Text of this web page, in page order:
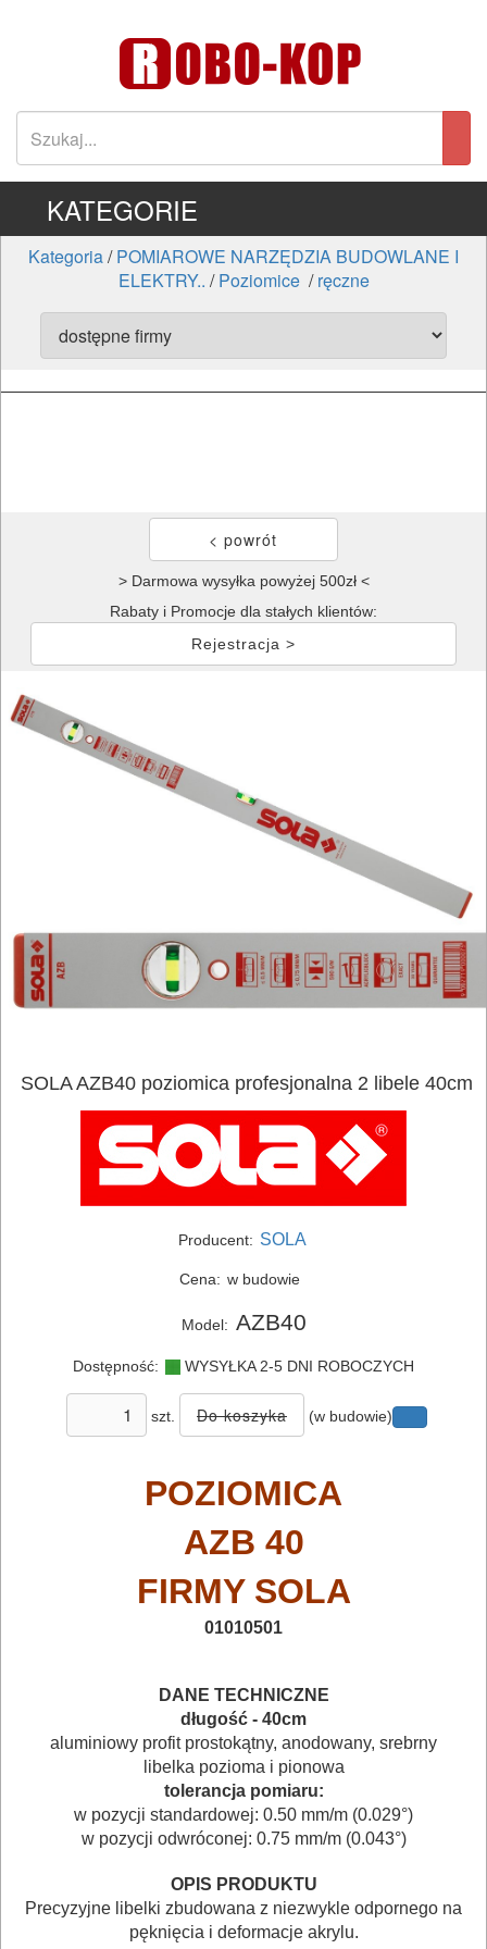
ELEKTRONARZĘDZIA
ELEKTRONARZĘDZIA
OSPRZĘT
ELEKTRONARZĘDZI
MAGAZYNOWANIE
POMIAROWE
NARZĘDZIA
BUDOWLANE
ELEKTRY..
Dalmierze
KATEGORIE
Kategoria/POMIAROWE NARZĘDZIA BUDOWLANE I
ELEKTRY.. /Poziomice /ręczne
> Darmowa wysyłka powyżej 500zł <
Rabaty i Promocje dla stałych klientów:
Rejestracja >
SOLA AZB40 poziomica profesjonalna 2 libele 40cm
Producent: SOLA
Cena: w budowie
Model: AZB40
Dostępność: WYSYŁKA 2-5 DNI ROBOCZYCH
szt. (w budowie)
POZIOMICA
AZB 40
FIRMY SOLA
01010501
DANE TECHNICZNE
długość - 40cm
aluminiowy profit prostokątny, anodowany, srebrny
libelka pozioma i pionowa
tolerancja pomiaru:
w pozycji standardowej: 0.50 mm/m (0.029°)
w pozycji odwróconej: 0.75 mm/m (0.043°)
OPIS PRODUKTU
Precyzyjne libelki zbudowana z niezwykle odpornego na
pęknięcia i deformacje akrylu.